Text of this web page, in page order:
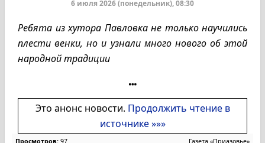
6 июля 2026 (понедельник), 08:30
Ребята из хутора Павловка не только научились
плести венки, но и узнали много нового об этой
народной традиции
Это анонс новости. Продолжить чтение в
источнике »»»
Просмотров: 97 Газета «Приазовье»